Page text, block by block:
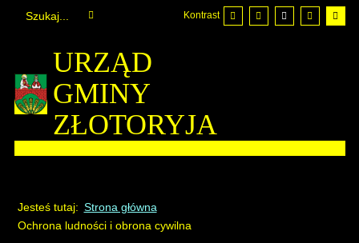
Kontrast
URZĄD
GMINY
ZŁOTORYJA
Jesteś tutaj: Strona główna
Ochrona ludności i obrona cywilna